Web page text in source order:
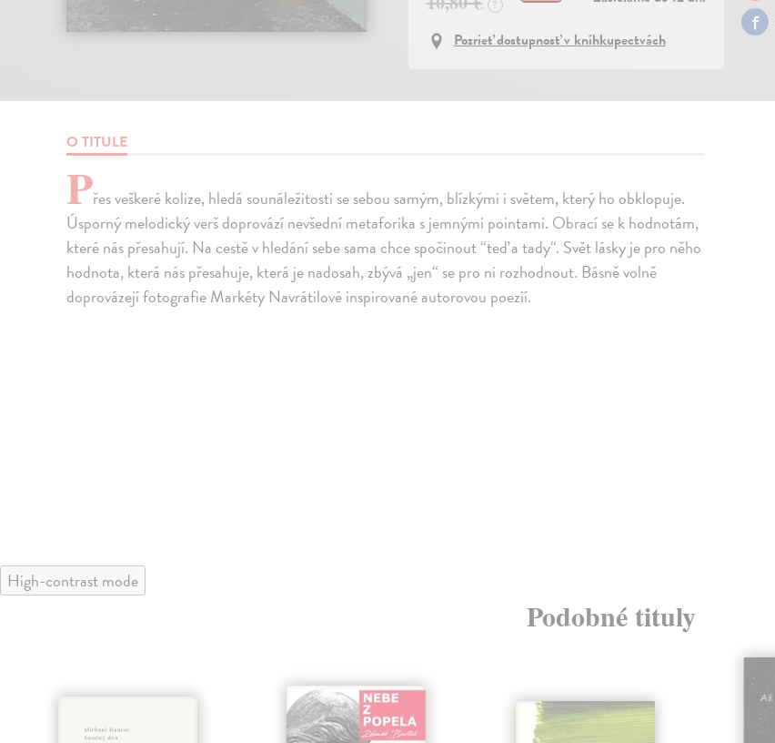
?
Pozrieť dostupnosť v kníhkupectvách
O TITULE
Přes veškeré kolize, hledá sounáležitosti se sebou samým, blízkými i světem, který ho obklopuje.
Úsporný melodický verš doprovází nevšední metaforika s jemnými pointami. Obrací se k hodnotám,
které nás přesahují. Na cestě v hledání sebe sama chce spočinout “teď a tady“. Svět lásky je pro něho
hodnota, která nás přesahuje, která je nadosah, zbývá „jen“ se pro ni rozhodnout. Básně volně
doprovázejí fotografie Markéty Navrátilové inspirované autorovou poezií.
High-contrast mode
Podobné tituly